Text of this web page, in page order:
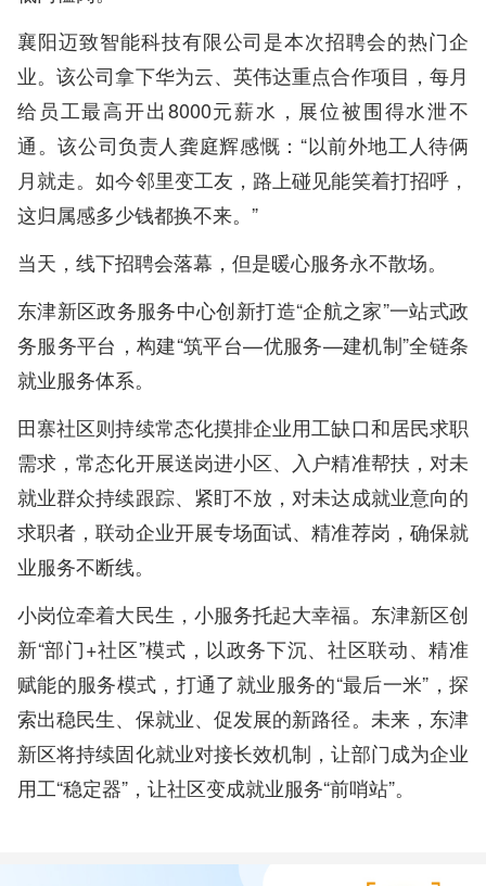
襄阳迈致智能科技有限公司是本次招聘会的热门企
业。该公司拿下华为云、英伟达重点合作项目，每月
给员工最高开出8000元薪水，展位被围得水泄不
通。该公司负责人龚庭辉感慨：“以前外地工人待俩
月就走。如今邻里变工友，路上碰见能笑着打招呼，
这归属感多少钱都换不来。”
当天，线下招聘会落幕，但是暖心服务永不散场。
东津新区政务服务中心创新打造“企航之家”一站式政
务服务平台，构建“筑平台—优服务—建机制”全链条
就业服务体系。
田寨社区则持续常态化摸排企业用工缺口和居民求职
需求，常态化开展送岗进小区、入户精准帮扶，对未
就业群众持续跟踪、紧盯不放，对未达成就业意向的
求职者，联动企业开展专场面试、精准荐岗，确保就
业服务不断线。
小岗位牵着大民生，小服务托起大幸福。东津新区创
新“部门+社区”模式，以政务下沉、社区联动、精准
赋能的服务模式，打通了就业服务的“最后一米”，探
索出稳民生、保就业、促发展的新路径。未来，东津
新区将持续固化就业对接长效机制，让部门成为企业
用工“稳定器”，让社区变成就业服务“前哨站”。